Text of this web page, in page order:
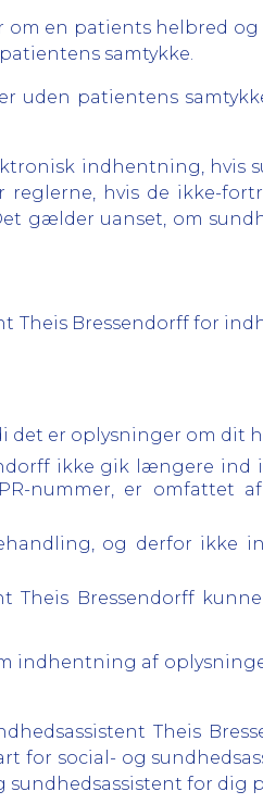
en patients helbred
samtykke.
uden patientens
indhentning, hvis
hvis de ikke-
gælder uanset, om
Theis Bressendorff for
er oplysninger om dit
ikke gik længere ind
nummer, er omfattet
og derfor ikke
Theis Bressendorff
indhentning af
Theis
social- og
for dig